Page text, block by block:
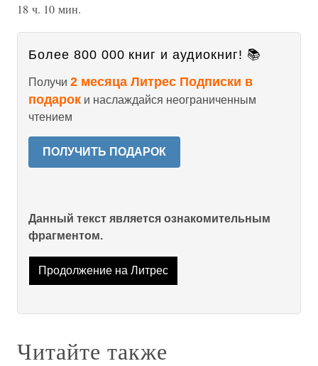
18 ч. 10 мин.
Более 800 000 книг и аудиокниг! 📚
Получи 2 месяца Литрес Подписки в
подарок и наслаждайся неограниченным
чтением
ПОЛУЧИТЬ ПОДАРОК
Данный текст является ознакомительным
фрагментом.
Продолжение на Литрес
Читайте также